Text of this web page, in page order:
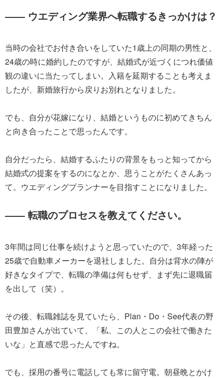
―― ウエディング業界へ転職するきっかけは？
当時の会社でお付き合いをしていた1歳上の同期の男性と、
24歳の時に婚約したのですが、結婚式が近づくにつれ価値
観の違いに当たってしまい。入籍を延期することも考えま
したが、新婚旅行から戻りお別れとなりました。
でも、自分が花嫁になり、結婚というものに初めてきちん
と向き合ったことで思ったんです。
自分だったら、結婚するふたりの背景をもっと知ってから
結婚式の提案をするのになとか、思うことがたくさんあっ
て。ウエディングプランナーを目指すことになりました。
―― 転職のプロセスを教えてください。
3年間は同じ仕事を続けようと思っていたので、3年経った
25歳で自動車メーカーを退社しました。自分は背水の陣が
好きなタイプで、転職の準備は何もせず、まず先に退職届
を出して（笑）。
その後、転職雑誌を見ていたら、Plan・Do・See代表の野
田豊加さんが出ていて、「私、この人とこの会社で働きた
いな」と直感で思ったんですね。
でも、採用の番号に電話しても常に留守電。朝昼晩とかけ